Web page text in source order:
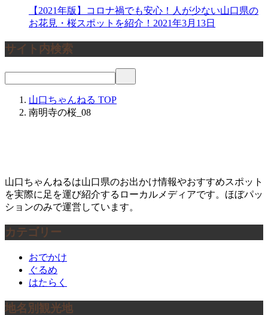
【2021年版】コロナ禍でも安心！人が少ない山口県の
お花見・桜スポットを紹介！ 2021年3月13日
サイト内検索
山口ちゃんねる TOP
南明寺の桜_08
山口ちゃんねるは山口県のお出かけ情報やおすすめスポット
を実際に足を運び紹介するローカルメディアです。ほぼパッ
ションのみで運営しています。
カテゴリー
おでかけ
ぐるめ
はたらく
地名別観光地